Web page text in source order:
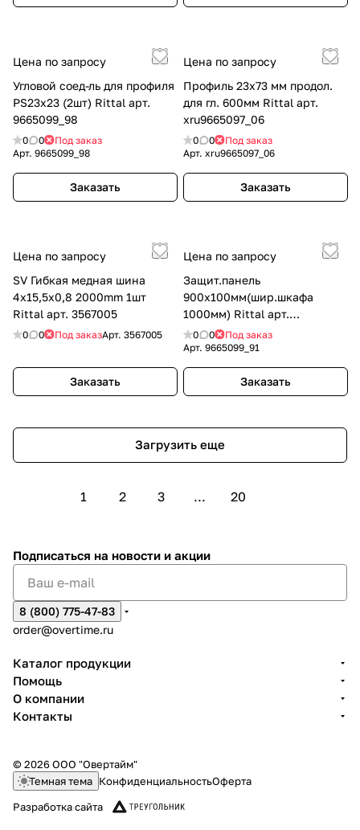
Цена по запросу
Угловой соед-ль для профиля
PS23х23 (2шт) Rittal арт.
9665099_98
0 0
Под заказ
Арт. 9665099_98
Заказать
Цена по запросу
Профиль 23х73 мм продол.
для гл. 600мм Rittal арт.
xru9665097_06
0 0
Под заказ
Арт. xru9665097_06
Заказать
Цена по запросу
SV Гибкая медная шина
4х15,5х0,8 2000mm 1шт
Rittal арт. 3567005
0 0 Под заказАрт. 3567005
Заказать
Цена по запросу
Защит.панель
900х100мм(шир.шкафа
1000мм) Rittal арт.
9665099_91
0 0
Под заказ
Арт. 9665099_91
Заказать
Загрузить еще
1 2 3 ... 20
Подписаться на новости и акции
8 (800) 775-47-83
order@overtime.ru
Каталог продукции
Помощь
О компании
Контакты
© 2026 ООО "Овертайм"
Темная тема КонфиденциальностьОферта
Разработка сайта